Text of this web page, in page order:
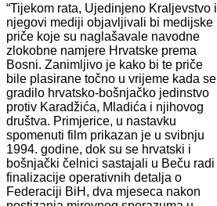
“Tijekom rata, Ujedinjeno Kraljevstvo i
njegovi mediji objavljivali bi medijske
priče koje su naglašavale navodne
zlokobne namjere Hrvatske prema
Bosni. Zanimljivo je kako bi te priče
bile plasirane točno u vrijeme kada se
gradilo hrvatsko-bošnjačko jedinstvo
protiv Karadžića, Mladića i njihovog
društva. Primjerice, u nastavku
spomenuti film prikazan je u svibnju
1994. godine, dok su se hrvatski i
bošnjački čelnici sastajali u Beču radi
finalizacije operativnih detalja o
Federaciji BiH, dva mjeseca nakon